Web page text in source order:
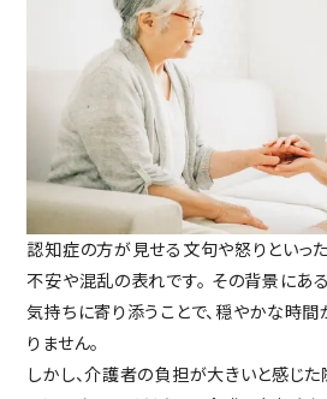
認知症の方が見せる文句や怒りといっ
不安や混乱の表れです。 その背景にあ
気持ちに寄り添うことで、穏やかな時間
りません。
しかし、介護者の負担が大きいと感じ